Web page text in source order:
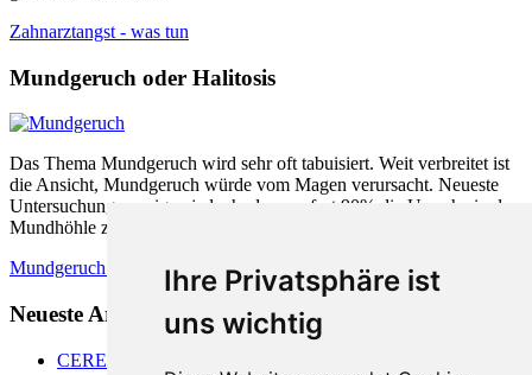
Ihre Privatsphäre ist
uns wichtig
Zahnarztangst - was tun
Mundgeruch oder Halitosis
Das Thema Mundgeruch wird sehr oft tabuisiert. Weit verbreitet ist
die Ansicht, Mundgeruch würde vom Magen verursacht. Neueste
Untersuchungen zeigen jedoch, dass zu fast 90% die Ursache in der
Mundhöhle zu finden ist.
Mundgeruch - was hilft
Neueste Artikel:
CEREC